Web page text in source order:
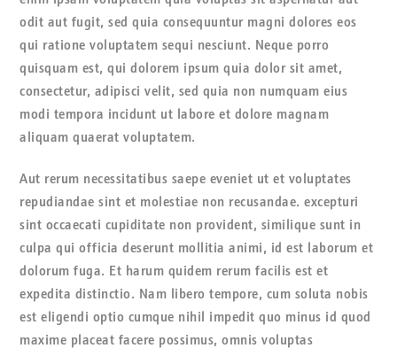
odit aut fugit, sed quia consequuntur magni dolores eos
qui ratione voluptatem sequi nesciunt. Neque porro
quisquam est, qui dolorem ipsum quia dolor sit amet,
consectetur, adipisci velit, sed quia non numquam eius
modi tempora incidunt ut labore et dolore magnam
aliquam quaerat voluptatem.
Aut rerum necessitatibus saepe eveniet ut et voluptates
repudiandae sint et molestiae non recusandae. excepturi
sint occaecati cupiditate non provident, similique sunt in
culpa qui officia deserunt mollitia animi, id est laborum et
dolorum fuga. Et harum quidem rerum facilis est et
expedita distinctio. Nam libero tempore, cum soluta nobis
est eligendi optio cumque nihil impedit quo minus id quod
maxime placeat facere possimus, omnis voluptas